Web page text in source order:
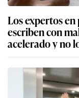
Los expertos
escriben con
acelerado y no